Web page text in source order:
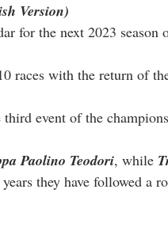
Version)
for the next 2023 season
races with the return of
event of the
Paolino Teodori, while
they have followed a